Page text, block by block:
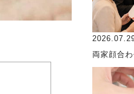
両家顔合